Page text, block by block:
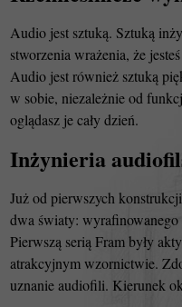
Audio jest sztuką. Sztuką
stworzenia wrażenia, że
Audio jest również sztuką
w sobie, niezależnie od
oglądasz je cały dzień.
Inżynieria
Już od pierwszych
dwa światy:
Pierwszą serią Fram były
atrakcyjnym wzornictwie.
uznanie audiofili. Kierunek